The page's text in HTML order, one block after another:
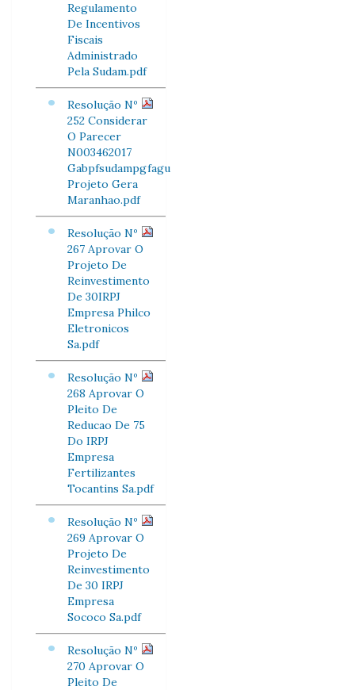
Regulamento
De Incentivos
Fiscais
Administrado
Pela Sudam.pdf
Resolução Nº
252 Considerar
O Parecer
N003462017
Gabpfsudampgfagu
Projeto Gera
Maranhao.pdf
Resolução Nº
267 Aprovar O
Projeto De
Reinvestimento
De 30IRPJ
Empresa Philco
Eletronicos
Sa.pdf
Resolução Nº
268 Aprovar O
Pleito De
Reducao De 75
Do IRPJ
Empresa
Fertilizantes
Tocantins Sa.pdf
Resolução Nº
269 Aprovar O
Projeto De
Reinvestimento
De 30 IRPJ
Empresa
Sococo Sa.pdf
Resolução Nº
270 Aprovar O
Pleito De